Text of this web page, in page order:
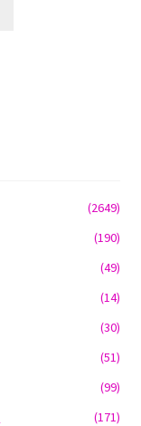
(2649)
(190)
(49)
(14)
(30)
(51)
(99)
(171)